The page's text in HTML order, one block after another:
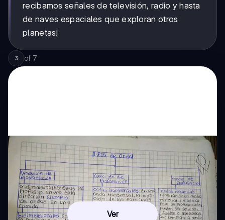
recibamos señales de televisión, radio y hasta
de naves espaciales que exploran otros
planetas!
3 of 7
Ver